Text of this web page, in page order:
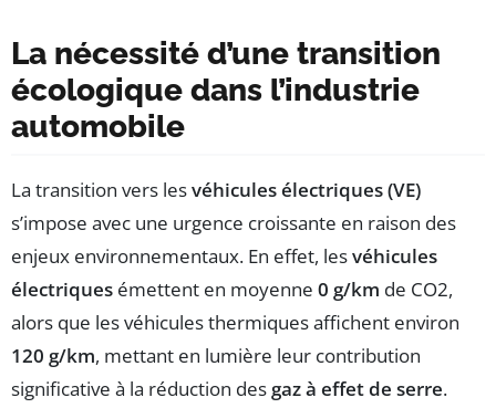
La nécessité d’une transition
écologique dans l’industrie
automobile
La transition vers lesvéhicules électriques (VE)
s’impose avec une urgence croissante en raison des
enjeux environnementaux. En effet, lesvéhicules
électriques émettent en moyenne 0 g/km de CO2,
alors que les véhicules thermiques affichent environ
120 g/km, mettant en lumière leur contribution
significative à la réduction des gaz à effet de serre.